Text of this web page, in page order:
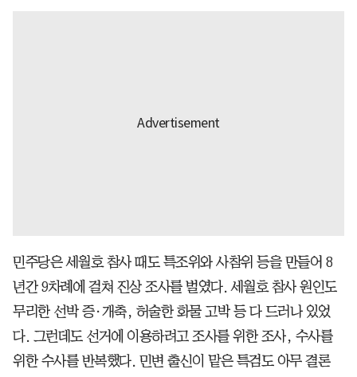
민주당은 세월호 참사 때도 특조위와 사참위 등을 만들어 8
년간 9차례에 걸쳐 진상 조사를 벌였다. 세월호 참사 원인도
무리한 선박 증·개축, 허술한 화물 고박 등 다 드러나 있었
다. 그런데도 선거에 이용하려고 조사를 위한 조사, 수사를
위한 수사를 반복했다. 민변 출신이 맡은 특검도 아무 결론